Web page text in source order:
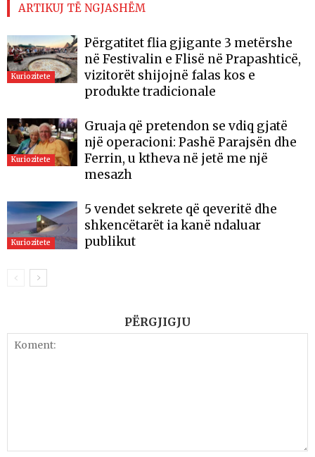
ARTIKUJ TË NGJASHËM
Kuriozitete
Përgatitet flia gjigante 3 metërshe
në Festivalin e Flisë në Prapashticë,
vizitorët shijojnë falas kos e
produkte tradicionale
Kuriozitete
Gruaja që pretendon se vdiq gjatë
një operacioni: Pashë Parajsën dhe
Ferrin, u ktheva në jetë me një
mesazh
Kuriozitete
5 vendet sekrete që qeveritë dhe
shkencëtarët ia kanë ndaluar
publikut
PËRGJIGJU